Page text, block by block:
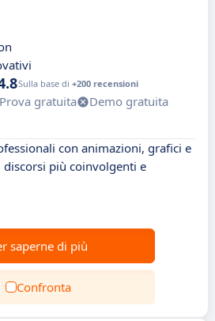
Sulla base di +200 recensioni
Prova gratuita
Demo gratuita
con animazioni, grafici e
più coinvolgenti e
saperne di più
Confronta